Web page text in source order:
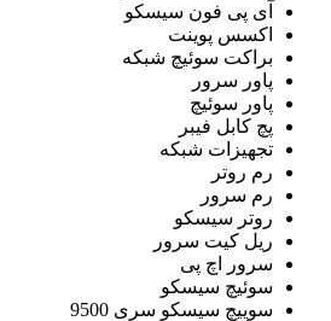
آی پی فون سیسکو
اکسس پوینت
براکت سوئیچ شبکه
پاور سرور
پاور سوئیچ
پچ کابل فیبر
تجهیزات شبکه
رم روتر
رم سرور
روتر سیسکو
ریل کیت سرور
سرور اچ پی
سوئیچ سیسکو
سوییچ سیسکو سری 9500